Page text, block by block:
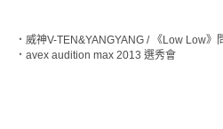
‧ 威神V-TEN&YANGYANG / 《Low Low》
‧ avex audition max 2013 選秀會